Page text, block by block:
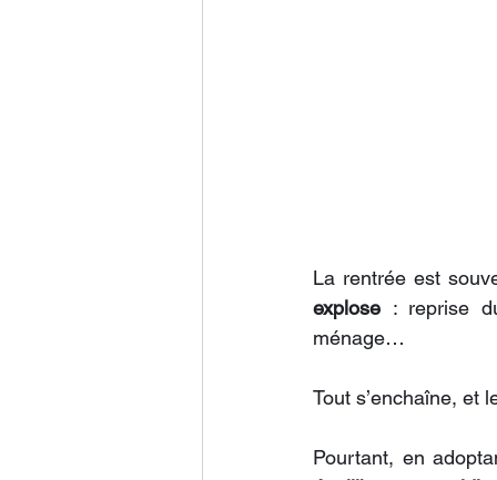
La rentrée est
explose : reprise
ménage…
Tout s’enchaîne, et
Pourtant, en